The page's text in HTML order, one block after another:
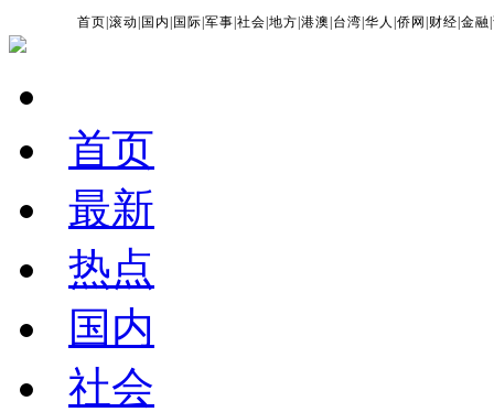
首页 |滚动 国内 国际 |军事 |社会 |地方 |港澳 台湾 |华人 |侨网 财经 |金融 |
首页
最新
热点
国内
社会